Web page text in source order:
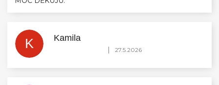
K Kamila
Hodnocení obchodu je 5 z 5 hvězdiček.
| 27.5.2026